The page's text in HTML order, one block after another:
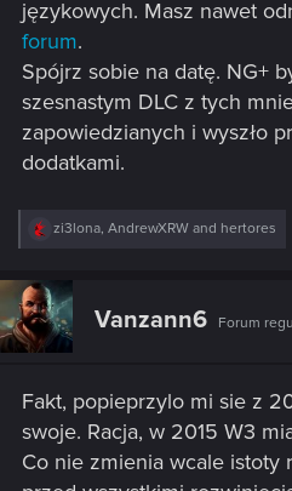
językowych. Masz nawet
forum.
Spójrz sobie na datę. NG+
szesnastym DLC z tych
zapowiedzianych i wyszło
dodatkami.
R
t
i
o
:
zi3lona, AndrewXRW and hertores
Vanzann6 Forum
Fakt, popieprzylo mi sie z
swoje. Racja, w 2015 W3
Co nie zmienia wcale istoty